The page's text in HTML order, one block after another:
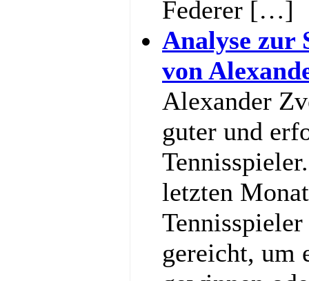
Federer […]
Analyse zur
von
Alexander
guter und
letzten
gereicht, um